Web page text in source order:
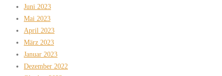
Juni 2023
Mai 2023
April 2023
März 2023
Januar 2023
Dezember 2022